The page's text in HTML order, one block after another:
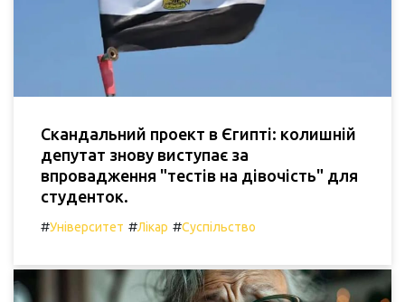
Скандальний проект в Єгипті: колишній
депутат знову виступає за
впровадження "тестів на дівочість" для
студенток.
#Університет #Лікар #Суспільство